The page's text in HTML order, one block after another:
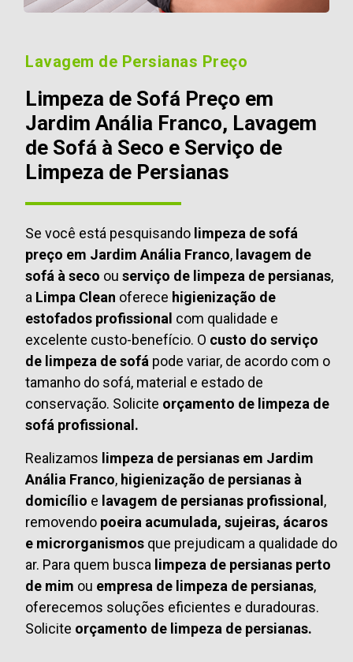
Lavagem de Persianas Preço
Limpeza de Sofá Preço em
Jardim Anália Franco, Lavagem
de Sofá à Seco e Serviço de
Limpeza de Persianas
Se você está pesquisando limpeza de sofá
preço em Jardim Anália Franco, lavagem de
sofá à seco ou serviço de limpeza de persianas,
a Limpa Clean oferece higienização de
estofados profissional com qualidade e
excelente custo-benefício. O custo do serviço
de limpeza de sofá pode variar, de acordo com o
tamanho do sofá, material e estado de
conservação. Solicite orçamento de limpeza de
sofá profissional.
Realizamos limpeza de persianas em Jardim
Anália Franco, higienização de persianas à
domicílio e lavagem de persianas profissional,
removendo poeira acumulada, sujeiras, ácaros
e microrganismos que prejudicam a qualidade do
ar. Para quem busca limpeza de persianas perto
de mim ou empresa de limpeza de persianas,
oferecemos soluções eficientes e duradouras.
Solicite orçamento de limpeza de persianas.